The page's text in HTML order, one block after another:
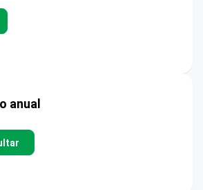
anual